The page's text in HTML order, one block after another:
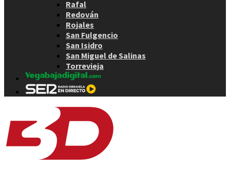
Rafal
Redován
Rojales
San Fulgencio
San Isidro
San Miguel de Salinas
Torrevieja